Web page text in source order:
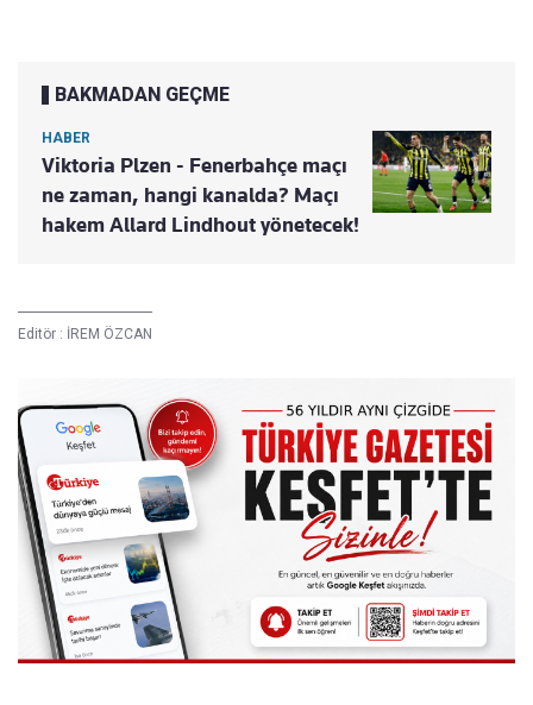
BAKMADAN GEÇME
HABER
Viktoria Plzen - Fenerbahçe maçı
ne zaman, hangi kanalda? Maçı
hakem Allard Lindhout yönetecek!
Editör : İREM ÖZCAN